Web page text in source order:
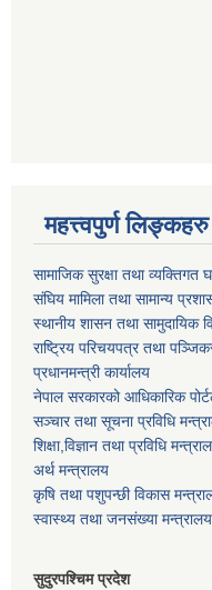
महत्त्वपुर्ण लिङ्कहरु
सामाजिक सुरक्षा तथा व्यक्तिगत
संघिय मामिला तथा सामान्य
स्थानीय शासन तथा सामुदायिक
राष्ट्रिय परिचयपत्र तथा
प्रधानमन्त्री कार्यालय
नेपाल सरकारको आधिकारिक
सञ्‍चार तथा सूचना प्रविधि
शिक्षा,विज्ञान तथा प्रविधि
अर्थ मन्त्रालय
कृषि तथा पशुपन्छी विकास
स्वास्थ्य तथा जनसंख्या मन्त्रालय
सुदुरपश्चिम प्रदेश